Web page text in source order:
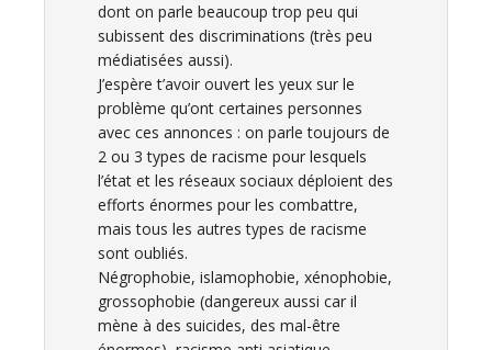
dont on parle beaucoup trop peu qui
subissent des discriminations (très peu
médiatisées aussi).
J’espère t’avoir ouvert les yeux sur le
problème qu’ont certaines personnes
avec ces annonces : on parle toujours de
2 ou 3 types de racisme pour lesquels
l’état et les réseaux sociaux déploient des
efforts énormes pour les combattre,
mais tous les autres types de racisme
sont oubliés.
Négrophobie, islamophobie, xénophobie,
grossophobie (dangereux aussi car il
mène à des suicides, des mal-être